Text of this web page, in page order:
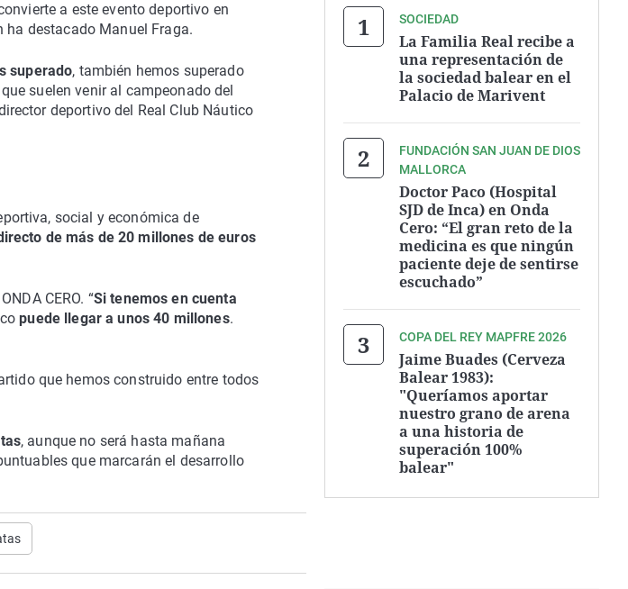
a este evento deportivo en
ha destacado Manuel Fraga.
superado, también hemos superado
suelen venir al campeonado del
deportivo del Real Club Náutico
social y económica de
de más de 20 millones de euros
CERO. “Si tenemos en cuenta
puede llegar a unos 40 millones.
que hemos construido entre todos
, aunque no será hasta mañana
que marcarán el desarrollo
SOCIEDAD
La Familia Real recibe a
una representación de
la sociedad balear en el
Palacio de Marivent
FUNDACIÓN SAN JUAN DE DIOS
MALLORCA
Doctor Paco (Hospital
SJD de Inca) en Onda
Cero: “El gran reto de la
medicina es que ningún
paciente deje de sentirse
escuchado”
COPA DEL REY MAPFRE 2026
Jaime Buades (Cerveza
Balear 1983):
"Queríamos aportar
nuestro grano de arena
a una historia de
superación 100%
balear"